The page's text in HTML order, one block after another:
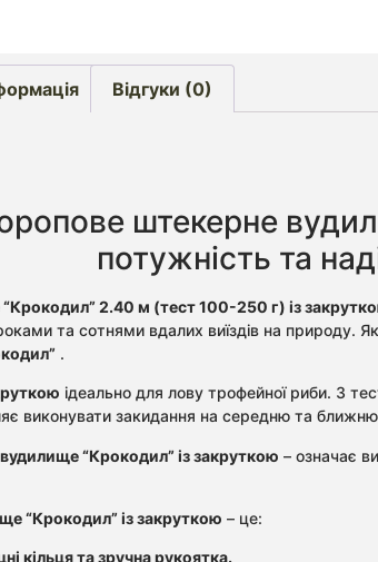
Відгуки (0)
штекерне
потужність та
2.40 м (тест 100-250 г) із
та сотнями вдалих виїздів на природу.
.
ідеально для лову трофейної риби. З
виконувати закидання на середню та
“Крокодил” із закруткою – означає
“Крокодил” із закруткою – це:
кільця та зручна рукоятка.